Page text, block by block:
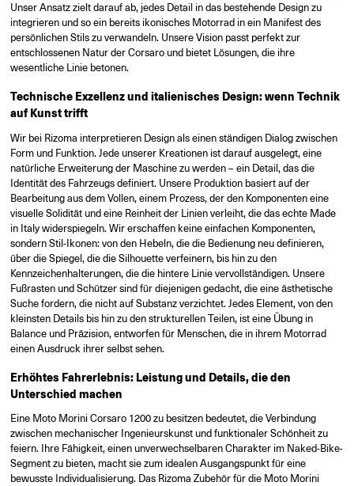
Unser Ansatz zielt darauf ab, jedes Detail in das bestehende Design zu
integrieren und so ein bereits ikonisches Motorrad in ein Manifest des
persönlichen Stils zu verwandeln. Unsere Vision passt perfekt zur
entschlossenen Natur der Corsaro und bietet Lösungen, die ihre
wesentliche Linie betonen.
Technische Exzellenz und italienisches Design: wenn Technik
auf Kunst trifft
Wir bei Rizoma interpretieren Design als einen ständigen Dialog zwischen
Form und Funktion. Jede unserer Kreationen ist darauf ausgelegt, eine
natürliche Erweiterung der Maschine zu werden – ein Detail, das die
Identität des Fahrzeugs definiert. Unsere Produktion basiert auf der
Bearbeitung aus dem Vollen, einem Prozess, der den Komponenten eine
visuelle Solidität und eine Reinheit der Linien verleiht, die das echte Made
in Italy widerspiegeln. Wir erschaffen keine einfachen Komponenten,
sondern Stil-Ikonen: von den Hebeln, die die Bedienung neu definieren,
über die Spiegel, die die Silhouette verfeinern, bis hin zu den
Kennzeichenhalterungen, die die hintere Linie vervollständigen. Unsere
Fußrasten und Schützer sind für diejenigen gedacht, die eine ästhetische
Suche fordern, die nicht auf Substanz verzichtet. Jedes Element, von den
kleinsten Details bis hin zu den strukturellen Teilen, ist eine Übung in
Balance und Präzision, entworfen für Menschen, die in ihrem Motorrad
einen Ausdruck ihrer selbst sehen.
Erhöhtes Fahrerlebnis: Leistung und Details, die den
Unterschied machen
Eine Moto Morini Corsaro 1200 zu besitzen bedeutet, die Verbindung
zwischen mechanischer Ingenieurskunst und funktionaler Schönheit zu
feiern. Ihre Fähigkeit, einen unverwechselbaren Charakter im Naked-Bike-
Segment zu bieten, macht sie zum idealen Ausgangspunkt für eine
bewusste Individualisierung. Das Rizoma Zubehör für die Moto Morini